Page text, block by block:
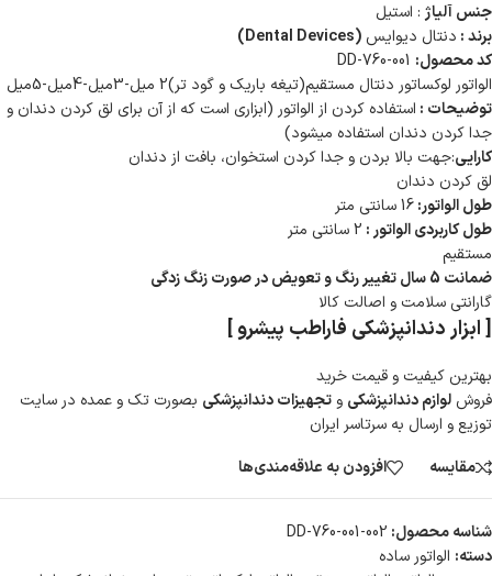
جنس آلیاژ : استیل
برند : دنتال دیوایس (Dental Devices)
کد محصول:
الواتور لوکساتور دنتال مستقیم(تیغه باریک و گود تر)2 میل-3میل-4میل-5میل
توضیحات : استفاده کردن از الواتور (ابزاری است که از آن برای لق کردن دندان و
جدا کردن دندان استفاده میشود)
کارایی:جهت بالا بردن و جدا کردن استخوان، بافت از دندان
لق کردن دندان
طول الواتور:16 سانتی متر
طول کاربردی الواتور : 2 سانتی متر
مستقیم
ضمانت 5 سال تغییر رنگ و تعویض در صورت زنگ زدگی
گارانتی سلامت و اصالت کالا
[ ابزار دندانپزشکی فاراطب پیشرو ]
بهترین کیفیت و قیمت خرید
فروش لوازم دندانپزشکی و تجهیزات دندانپزشکی بصورت تک و عمده در سایت
توزیع و ارسال به سرتاسر ایران
مقایسه
افزودن به علاقه‌مندی‌ها
شناسه محصول: 002-DD-760-001
دسته: الواتور ساده